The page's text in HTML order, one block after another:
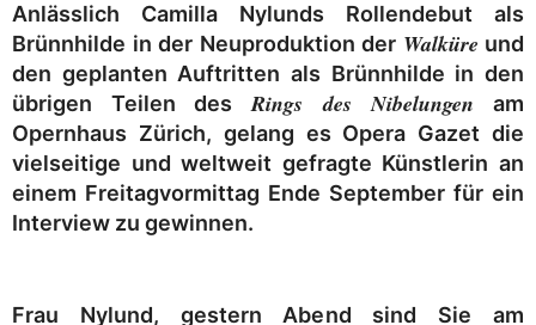
Anlässlich Camilla Nylunds Rollendebut als
Brünnhilde in der Neuproduktion der Walküre und
den geplanten Auftritten als Brünnhilde in den
übrigen Teilen des Rings des Nibelungen am
Opernhaus Zürich, gelang es Opera Gazet die
vielseitige und weltweit gefragte Künstlerin an
einem Freitagvormittag Ende September für ein
Interview zu gewinnen.
Frau Nylund, gestern Abend sind Sie am